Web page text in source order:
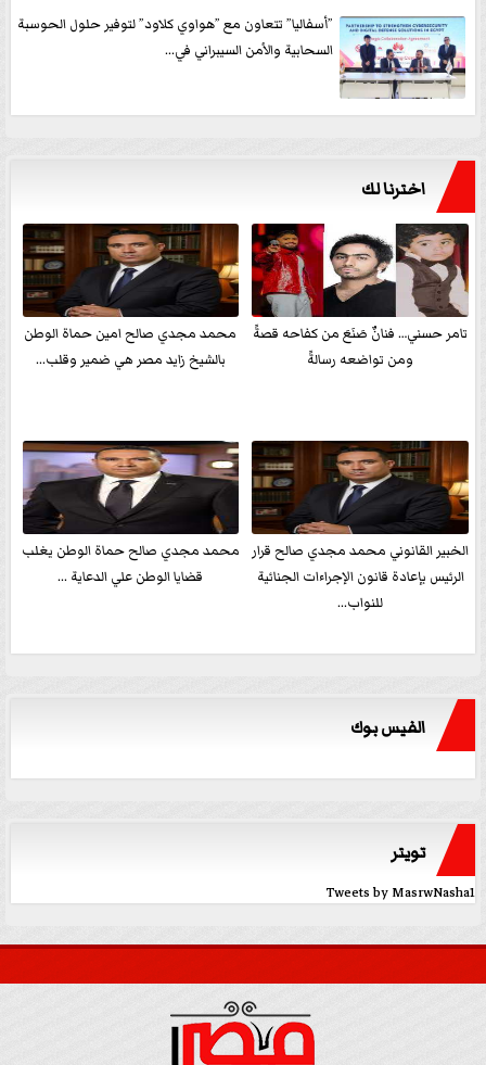
”أسفاليا” تتعاون مع ”هواوي كلاود” لتوفير حلول الحوسبة
السحابية والأمن السيبراني في...
اخترنا لك
تامر حسني… فنانٌ صَنَعَ من كفاحه قصةً
ومن تواضعه رسالةً
محمد مجدي صالح امين حماة الوطن
بالشيخ زايد مصر هي ضمير وقلب...
الخبير القانوني محمد مجدي صالح قرار
الرئيس بإعادة قانون الإجراءات الجنائية
للنواب...
محمد مجدي صالح حماة الوطن يغلب
قضايا الوطن علي الدعاية ...
الفيس بوك
تويتر
Tweets by MasrwNasha1